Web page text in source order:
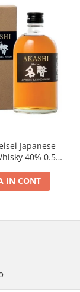
Japanese
40% 0.5L
IN CONT